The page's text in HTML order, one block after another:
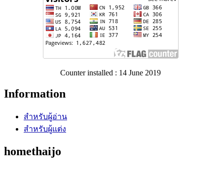
Counter installed : 14 June 2019
Information
สำหรับผู้อ่าน
สำหรับผู้แต่ง
homethaijo